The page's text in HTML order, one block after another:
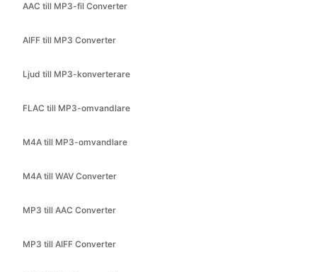
AAC till MP3-fil Converter
AIFF till MP3 Converter
Ljud till MP3-konverterare
FLAC till MP3-omvandlare
M4A till MP3-omvandlare
M4A till WAV Converter
MP3 till AAC Converter
MP3 till AIFF Converter